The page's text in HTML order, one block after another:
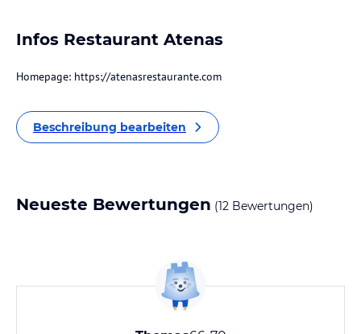
Infos Restaurant Atenas
Homepage: https://atenasrestaurante.com
Beschreibung bearbeiten
Neueste Bewertungen (12 Bewertungen)